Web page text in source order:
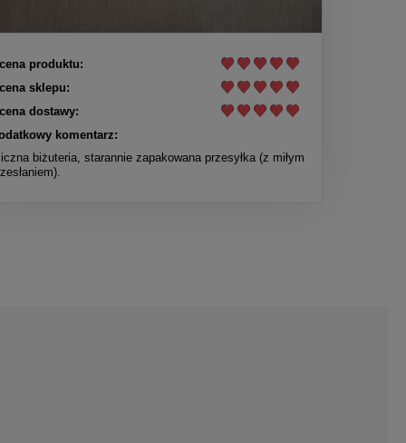
produktu:
sklepu:
dostawy:
komentarz:
biżuteria, starannie zapakowana przesyłka (z miłym